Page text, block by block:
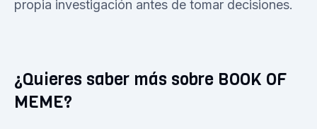
propia investigación antes de tomar decisiones.
¿Quieres saber más sobre BOOK OF
MEME?